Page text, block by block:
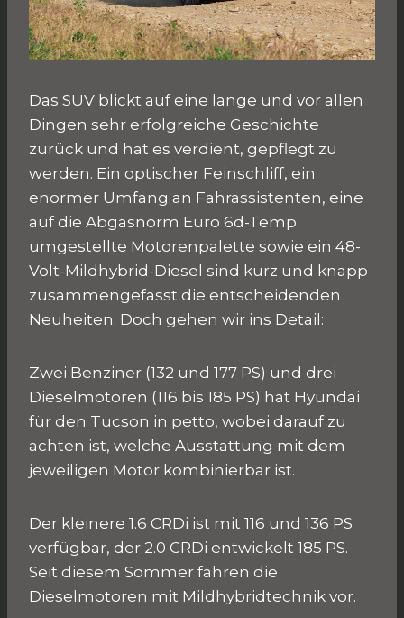
Das SUV blickt auf eine lange und vor allen
Dingen sehr erfolgreiche Geschichte
zurück und hat es verdient, gepflegt zu
werden. Ein optischer Feinschliff, ein
enormer Umfang an Fahrassistenten, eine
auf die Abgasnorm Euro 6d-Temp
umgestellte Motorenpalette sowie ein 48-
Volt-Mildhybrid-Diesel sind kurz und knapp
zusammengefasst die entscheidenden
Neuheiten. Doch gehen wir ins Detail:
Zwei Benziner (132 und 177 PS) und drei
Dieselmotoren (116 bis 185 PS) hat Hyundai
für den Tucson in petto, wobei darauf zu
achten ist, welche Ausstattung mit dem
jeweiligen Motor kombinierbar ist.
Der kleinere 1.6 CRDi ist mit 116 und 136 PS
verfügbar, der 2.0 CRDi entwickelt 185 PS.
Seit diesem Sommer fahren die
Dieselmotoren mit Mildhybridtechnik vor.